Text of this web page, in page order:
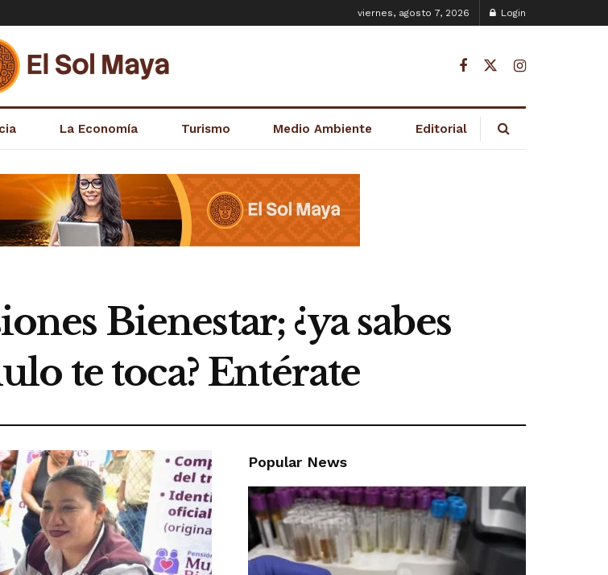
viernes, agosto 7, 2026 Login
La Economía Turismo Medio Ambiente Editorial
Bienestar; ¿ya sabes
te toca? Entérate
Popular News